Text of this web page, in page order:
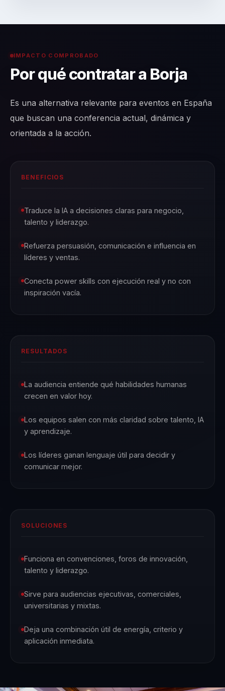
IMPACTO COMPROBADO
Por qué contratar a Borja
Es una alternativa relevante para eventos en España
que buscan una conferencia actual, dinámica y
orientada a la acción.
BENEFICIOS
Traduce la IA a decisiones claras para negocio,
talento y liderazgo.
Refuerza persuasión, comunicación e influencia en
líderes y ventas.
Conecta power skills con ejecución real y no con
inspiración vacía.
RESULTADOS
La audiencia entiende qué habilidades humanas
crecen en valor hoy.
Los equipos salen con más claridad sobre talento, IA
y aprendizaje.
Los líderes ganan lenguaje útil para decidir y
comunicar mejor.
SOLUCIONES
Funciona en convenciones, foros de innovación,
talento y liderazgo.
Sirve para audiencias ejecutivas, comerciales,
universitarias y mixtas.
Deja una combinación útil de energía, criterio y
aplicación inmediata.